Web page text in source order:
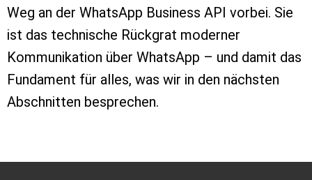
Weg an der WhatsApp Business API vorbei. Sie
ist das technische Rückgrat moderner
Kommunikation über WhatsApp – und damit das
Fundament für alles, was wir in den nächsten
Abschnitten besprechen.